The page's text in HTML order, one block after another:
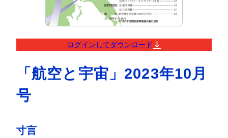
ログインしてダウンロード
「航空と宇宙」2023年10月
号
寸言